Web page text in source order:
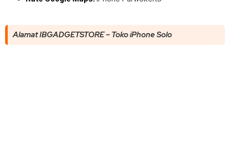
Alamat IBGADGETSTORE – Toko iPhone Solo